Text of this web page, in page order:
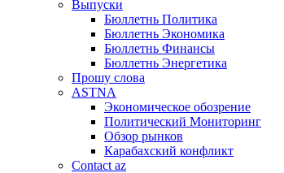
Выпуски
Бюллетнь Политика
Бюллетнь Экономика
Бюллетнь Финансы
Бюллетнь Энергетика
Прошу слова
ASTNA
Экономическое обозрение
Политический Мониторинг
Обзор рынков
Карабахский конфликт
Contact az